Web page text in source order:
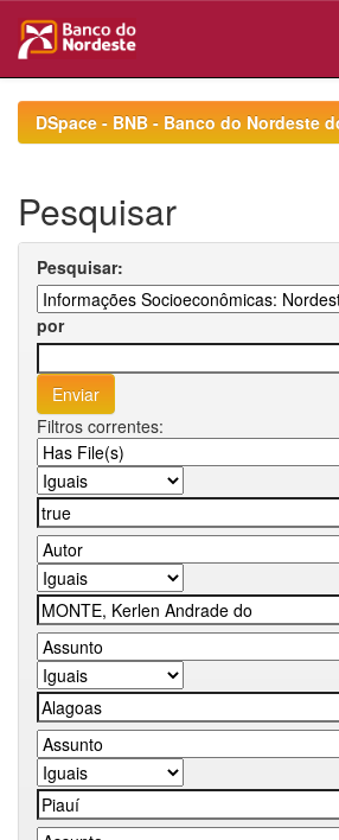
navigationDSpace - BNB - Banco do Nordeste
Pesquisar
Pesquisar:
por
Filtros correntes: